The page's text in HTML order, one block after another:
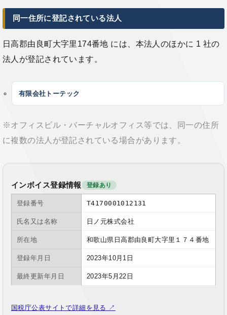
同一住所に登記されている法人
日高郡由良町大字里174番地 には、本法人のほかに 1 社の
法人が登記されています。
有限会社トーテック
※オフィスビル・バーチャルオフィス等では、同一の住所
に複数の法人が登記されている場合があります。
インボイス登録情報 登録あり
登録番号 T4170001012131
氏名又は名称 日ノ元株式会社
所在地 和歌山県日高郡由良町大字里１７４番地
登録年月日 2023年10月1日
最終更新年月日 2023年5月22日
国税庁公表サイトで詳細を見る ↗